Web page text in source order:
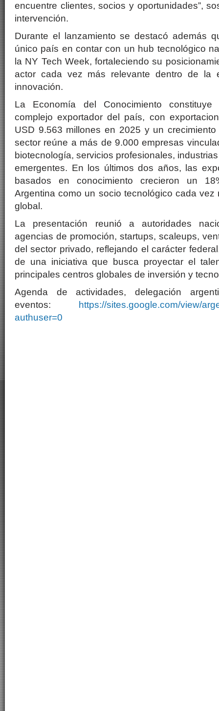
encuentre clientes, socios y oportunidades”,
intervención.
Durante el lanzamiento se destacó además
único país en contar con un hub tecnológico
la NY Tech Week, fortaleciendo su
actor cada vez más relevante dentro de la
innovación.
La Economía del Conocimiento constituye
complejo exportador del país, con
USD 9.563 millones en 2025 y un
sector reúne a más de 9.000 empresas
biotecnología, servicios profesionales,
emergentes. En los últimos dos años, las
basados en conocimiento crecieron un
Argentina como un socio tecnológico cada vez
global.
La presentación reunió a autoridades
agencias de promoción, startups, scaleups,
del sector privado, reflejando el carácter
de una iniciativa que busca proyectar el
principales centros globales de inversión y
Agenda de actividades, delegación
eventos:
https://sites.google.com/view/
authuser=0